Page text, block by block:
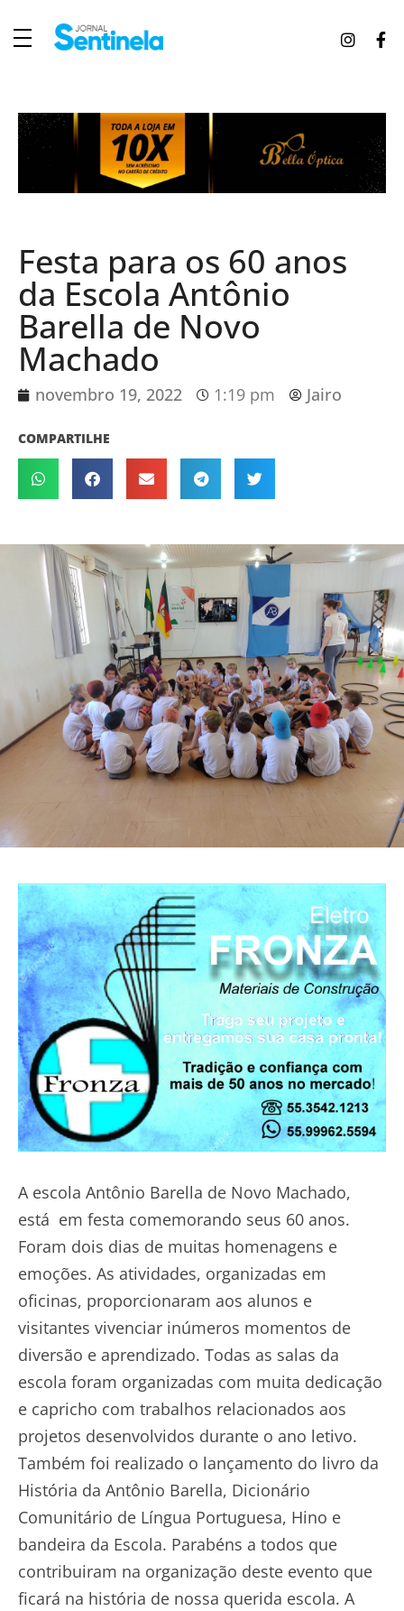
Festa para os 60 anos
da Escola Antônio
Barella de Novo
Machado
novembro 19, 2022 1:19 pm Jairo
COMPARTILHE
A escola Antônio Barella de Novo Machado,
está em festa comemorando seus 60 anos.
Foram dois dias de muitas homenagens e
emoções. As atividades, organizadas em
oficinas, proporcionaram aos alunos e
visitantes vivenciar inúmeros momentos de
diversão e aprendizado. Todas as salas da
escola foram organizadas com muita dedicação
e capricho com trabalhos relacionados aos
projetos desenvolvidos durante o ano letivo.
Também foi realizado o lançamento do livro da
História da Antônio Barella, Dicionário
Comunitário de Língua Portuguesa, Hino e
bandeira da Escola. Parabéns a todos que
contribuiram na organização deste evento que
ficará na história de nossa querida escola. A